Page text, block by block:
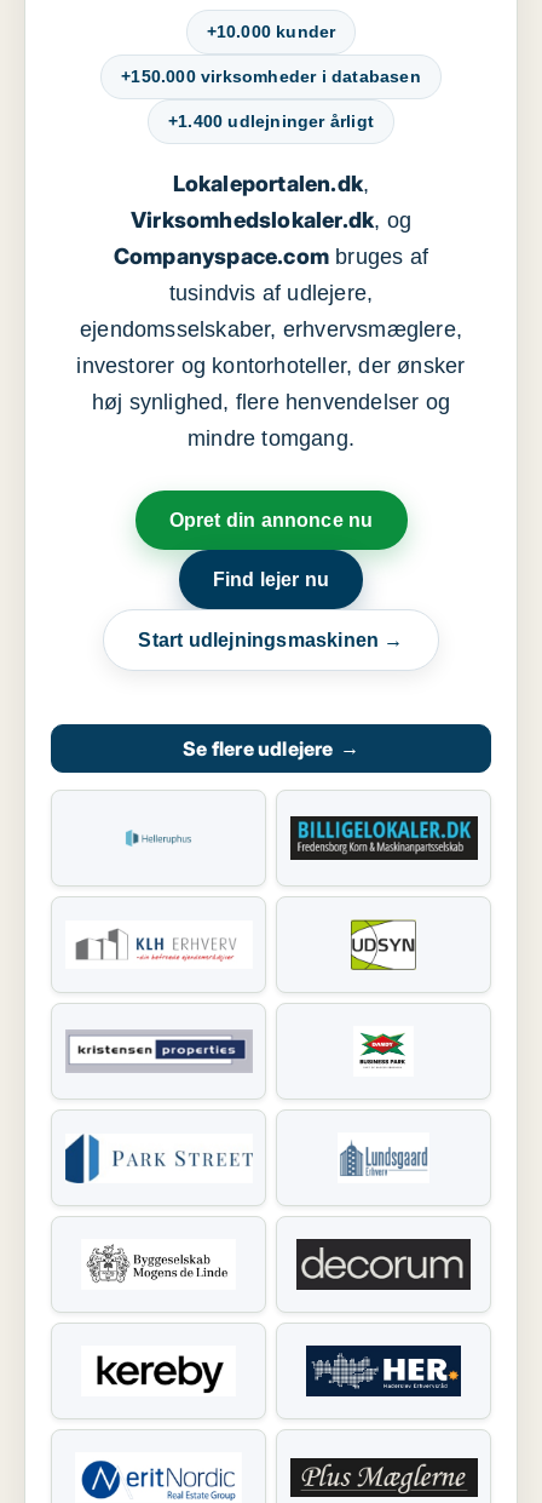
+10.000 kunder
+150.000 virksomheder i databasen
+1.400 udlejninger årligt
Lokaleportalen.dk,
Virksomhedslokaler.dk, og
Companyspace.com bruges af
tusindvis af udlejere,
ejendomsselskaber, erhvervsmæglere,
investorer og kontorhoteller, der ønsker
høj synlighed, flere henvendelser og
mindre tomgang.
Opret din annonce nu
Find lejer nu
Start udlejningsmaskinen →
Se flere udlejere →